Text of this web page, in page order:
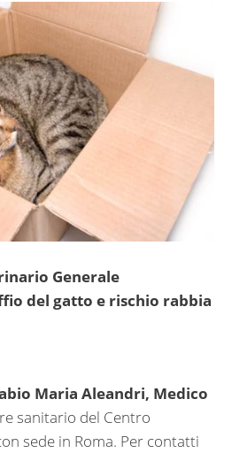
Generale
del gatto e rischio rabbia
Maria Aleandri, Medico
sanitario del Centro
sede in Roma. Per contatti